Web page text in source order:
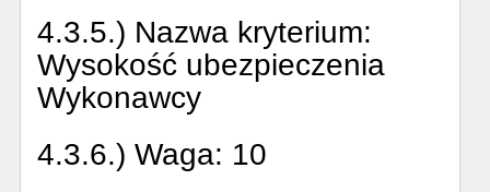
4.3.5.) Nazwa kryterium:
Wysokość ubezpieczenia
Wykonawcy
4.3.6.) Waga: 10